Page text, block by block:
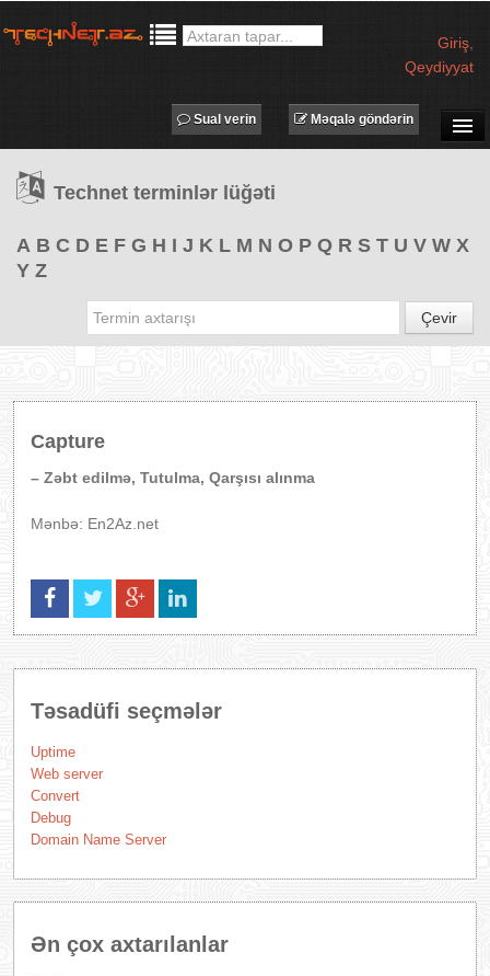
Giriş
Qeydiyyat
TƏDBİRLƏR
PROQRAMLAR
Məqalə göndərin
Sual verin
Technet terminlər lüğəti
A B C D E F G H I J K L M N O P Q R S T U V W X
Y Z
Çevir
Capture
– Zəbt edilmə, Tutulma, Qarşısı alınma
Mənbə: En2Az.net
Təsadüfi seçmələr
Uptime
Web server
Convert
Debug
Domain Name Server
Ən çox axtarılanlar